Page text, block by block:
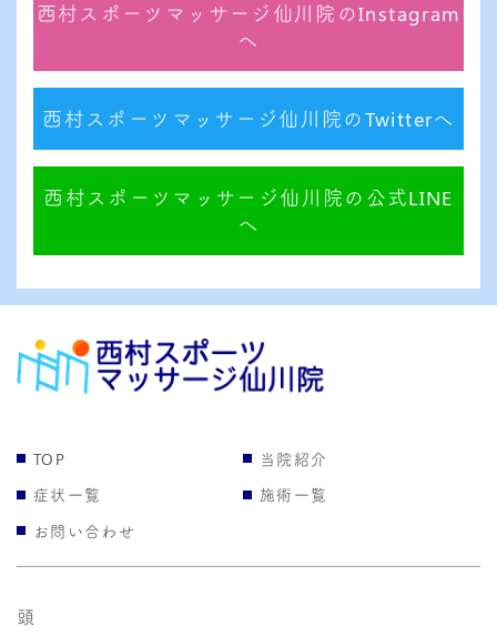
西村スポーツマッサージ仙川院のInstagram
へ
西村スポーツマッサージ仙川院のTwitterへ
西村スポーツマッサージ仙川院の公式LINE
へ
TOP
当院紹介
症状一覧
施術一覧
お問い合わせ
頭